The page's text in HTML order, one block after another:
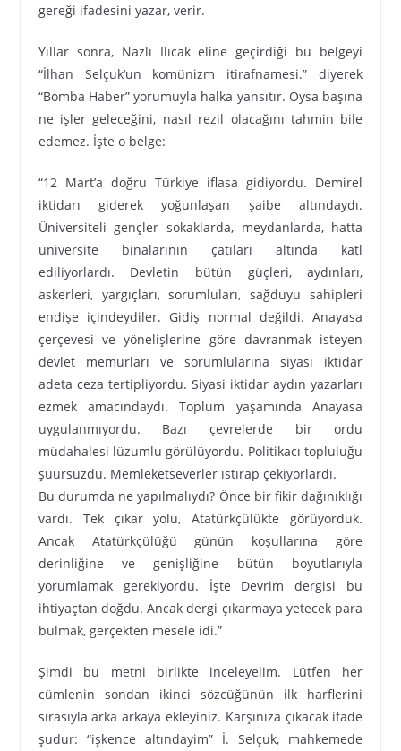
gereği ifadesini yazar, verir.
Yıllar sonra, Nazlı Ilıcak eline geçirdiği bu belgeyi
“İlhan Selçuk’un komünizm itirafnamesi.” diyerek
“Bomba Haber” yorumuyla halka yansıtır. Oysa başına
ne işler geleceğini, nasıl rezil olacağını tahmin bile
edemez. İşte o belge:
“12 Mart’a doğru Türkiye iflasa gidiyordu. Demirel
iktidarı giderek yoğunlaşan şaibe altındaydı.
Üniversiteli gençler sokaklarda, meydanlarda, hatta
üniversite binalarının çatıları altında katl
ediliyorlardı. Devletin bütün güçleri, aydınları,
askerleri, yargıçları, sorumluları, sağduyu sahipleri
endişe içindeydiler. Gidiş normal değildi. Anayasa
çerçevesi ve yönelişlerine göre davranmak isteyen
devlet memurları ve sorumlularına siyasi iktidar
adeta ceza tertipliyordu. Siyasi iktidar aydın yazarları
ezmek amacındaydı. Toplum yaşamında Anayasa
uygulanmıyordu. Bazı çevrelerde bir ordu
müdahalesi lüzumlu görülüyordu. Politikacı topluluğu
şuursuzdu. Memleketseverler ıstırap çekiyorlardı.
Bu durumda ne yapılmalıydı? Önce bir fikir dağınıklığı
vardı. Tek çıkar yolu, Atatürkçülükte görüyorduk.
Ancak Atatürkçülüğü günün koşullarına göre
derinliğine ve genişliğine bütün boyutlarıyla
yorumlamak gerekiyordu. İşte Devrim dergisi bu
ihtiyaçtan doğdu. Ancak dergi çıkarmaya yetecek para
bulmak, gerçekten mesele idi.”
Şimdi bu metni birlikte inceleyelim. Lütfen her
cümlenin sondan ikinci sözcüğünün ilk harflerini
sırasıyla arka arkaya ekleyiniz. Karşınıza çıkacak ifade
şudur: “işkence altındayim” İ. Selçuk, mahkemede